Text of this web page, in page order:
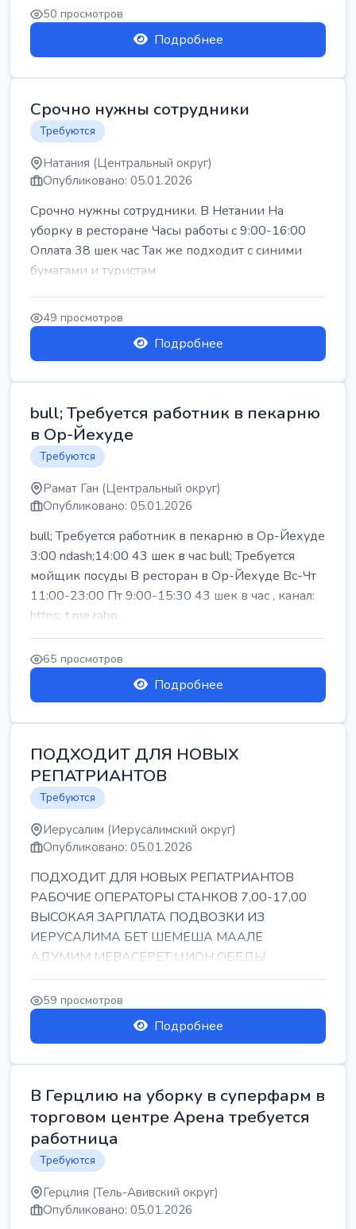
50 просмотров
Подробнее
Срочно нужны сотрудники
Требуются
Натания (Центральный округ)
Опубликовано: 05.01.2026
Срочно нужны сотрудники. В Нетании На
уборку в ресторане Часы работы с 9:00-16:00
Оплата 38 шек час Так же подходит с синими
бумагами и туристам
49 просмотров
Подробнее
bull; Требуется работник в пекарню
в Ор-Йехуде
Требуются
Рамат Ган (Центральный округ)
Опубликовано: 05.01.2026
bull; Требуется работник в пекарню в Ор-Йехуде
3:00 ndash;14:00 43 шек в час bull; Требуется
мойщик посуды В ресторан в Ор-Йехуде Вс-Чт
11:00-23:00 Пт 9:00-15:30 43 шек в час , канал:
https: t.me rabo...
65 просмотров
Подробнее
ПОДХОДИТ ДЛЯ НОВЫХ
РЕПАТРИАНТОВ
Требуются
Иерусалим (Иерусалимский округ)
Опубликовано: 05.01.2026
ПОДХОДИТ ДЛЯ НОВЫХ РЕПАТРИАНТОВ
РАБОЧИЕ ОПЕРАТОРЫ СТАНКОВ 7,00-17,00
ВЫСОКАЯ ЗАРПЛАТА ПОДВОЗКИ ИЗ
ИЕРУСАЛИМА БЕТ ШЕМЕША МААЛЕ
АДУМИМ МЕВАСЕРЕТ ЦИОН ОБЕДЫ
ПОДАРКИ КОРПОРАТИВЫ ИНГА
59 просмотров
Подробнее
В Герцлию на уборку в суперфарм в
торговом центре Арена требуется
работница
Требуются
Герцлия (Тель-Авивский округ)
Опубликовано: 05.01.2026